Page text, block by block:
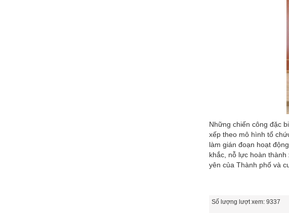
Những chiến công đặc
xếp theo mô hình tổ
làm gián đoạn hoạt
khắc, nỗ lực hoàn
yên của Thành phố và
Số lượng lượt xem: 9337